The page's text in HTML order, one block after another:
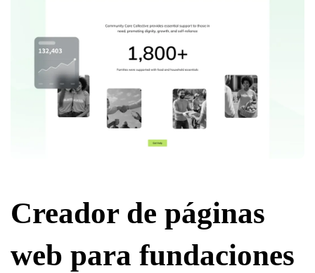
Creador de páginas
web para fundaciones